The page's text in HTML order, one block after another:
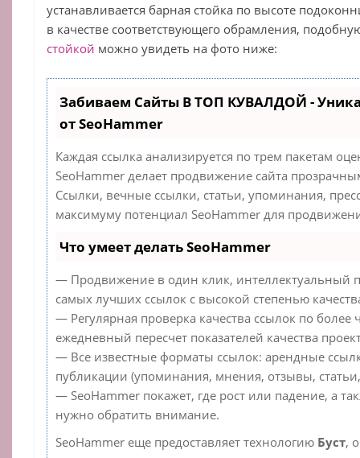
устанавливается барная стойка по высоте
в качестве соответствующего обрамления,
стойкой можно увидеть на фото ниже:
Забиваем Сайты В ТОП КУВАЛДОЙ -
от SeoHammer
Каждая ссылка анализируется по трем пакетам
SeoHammer делает продвижение сайта
Ссылки, вечные ссылки, статьи, упоминания,
максимуму потенциал SeoHammer для
Что умеет делать SeoHammer
— Продвижение в один клик, интеллектуальный
самых лучших ссылок с высокой степенью
— Регулярная проверка качества ссылок по более
ежедневный пересчет показателей качества
— Все известные форматы ссылок: арендные
публикации (упоминания, мнения, отзывы,
— SeoHammer покажет, где рост или падение, а
нужно обратить внимание.
SeoHammer еще предоставляет технологию Буст,